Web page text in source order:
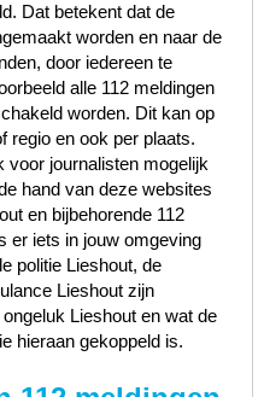
Dat betekent dat de
worden en naar de
door iedereen te
alle 112 meldingen
worden. Dit kan op
regio en ook per plaats.
voor journalisten mogelijk
hand van deze websites
en bijbehorende 112
er iets in jouw omgeving
politie Lieshout, de
Lieshout zijn
Lieshout en wat de
hieraan gekoppeld is.